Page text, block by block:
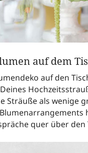
auf dem
auf den
Sträuße als wenige
quer über den